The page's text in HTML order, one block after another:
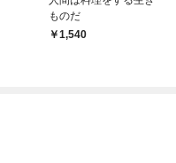
ものだ
1,540